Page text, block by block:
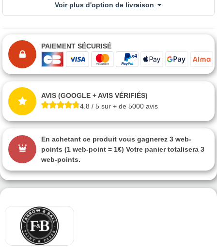
Voir plus d'option de livraison
PAIEMENT SÉCURISÉ
AVIS (GOOGLE + AVIS VÉRIFIÉS)
4.8 / 5 sur + de 5000 avis
En achetant ce produit vous gagnerez 3 web-
points (1 web-point = 1€) Votre panier totalisera 3
web-points.